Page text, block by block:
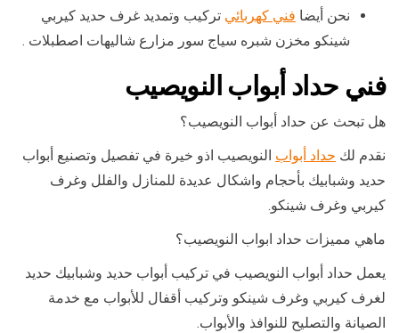
نحن أيضا فني كهربائي تركيب وتمديد غرف حديد كيربي
شينكو مخزن شبره سياج سور مزارع شاليهات اصطبلات .
فني حداد أبواب النويصيب
هل تبحث عن حداد أبواب النويصيب؟
نقدم لك حداد أبواب النويصيب اذو خيرة في تفصيل وتصنيع أبواب
حديد وشبابيك بأحجام واشكال عديدة للمنازل والفلل وغرف
كيربي وغرف شينكو.
ماهي مميزات حداد ابواب النويصيب؟
يعمل حداد أبواب النويصيب في تركيب أبواب حديد وشبابيك حديد
لغرف كيربي وغرف شينكو وتركيب أقفال للأبواب مع خدمة
الصيانة والتصليح للنوافذ والأبواب.